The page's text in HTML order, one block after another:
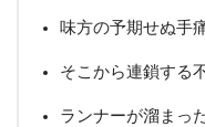
味方の予期せぬ手
そこから連鎖する
ランナーが溜まっ